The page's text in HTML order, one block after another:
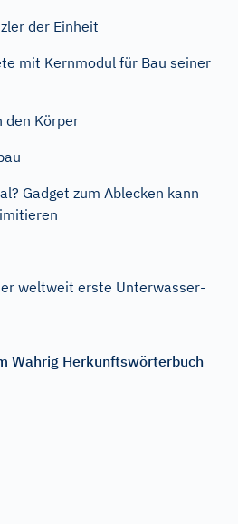
der Einheit
mit Kernmodul für Bau seiner
den Körper
Gadget zum Ablecken kann
weltweit erste Unterwasser-
Wahrig Herkunftswörterbuch